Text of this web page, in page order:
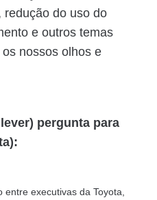
redução do uso do
e outros temas
nossos olhos e
pergunta para